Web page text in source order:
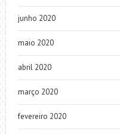
junho 2020
maio 2020
abril 2020
março 2020
fevereiro 2020